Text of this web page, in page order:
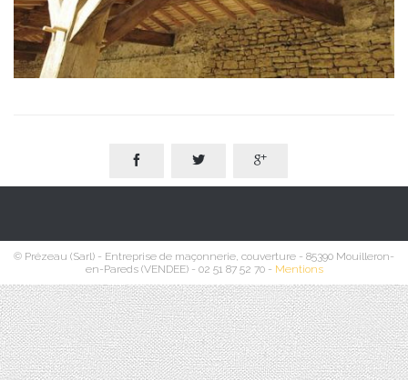
  
© Prézeau (Sarl) - Entreprise de maçonnerie, couverture - 85390 Mouilleron-
en-Pareds (VENDEE) - 02 51 87 52 70 - Mentions